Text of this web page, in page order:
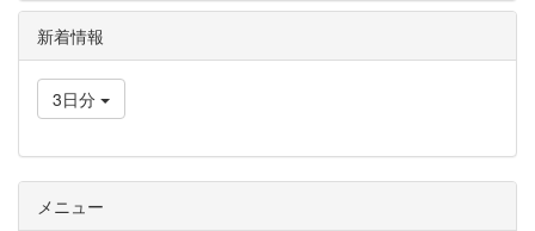
新着情報
3日分
メニュー